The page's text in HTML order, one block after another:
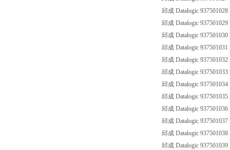
邱成 Datalogic
邱成 Datalogic
邱成 Datalogic
邱成 Datalogic
邱成 Datalogic
邱成 Datalogic
邱成 Datalogic
邱成 Datalogic
邱成 Datalogic
邱成 Datalogic
邱成 Datalogic
邱成 Datalogic